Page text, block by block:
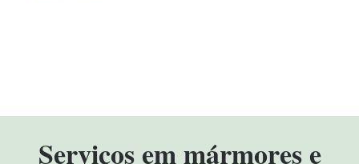
Serviços em mármores e